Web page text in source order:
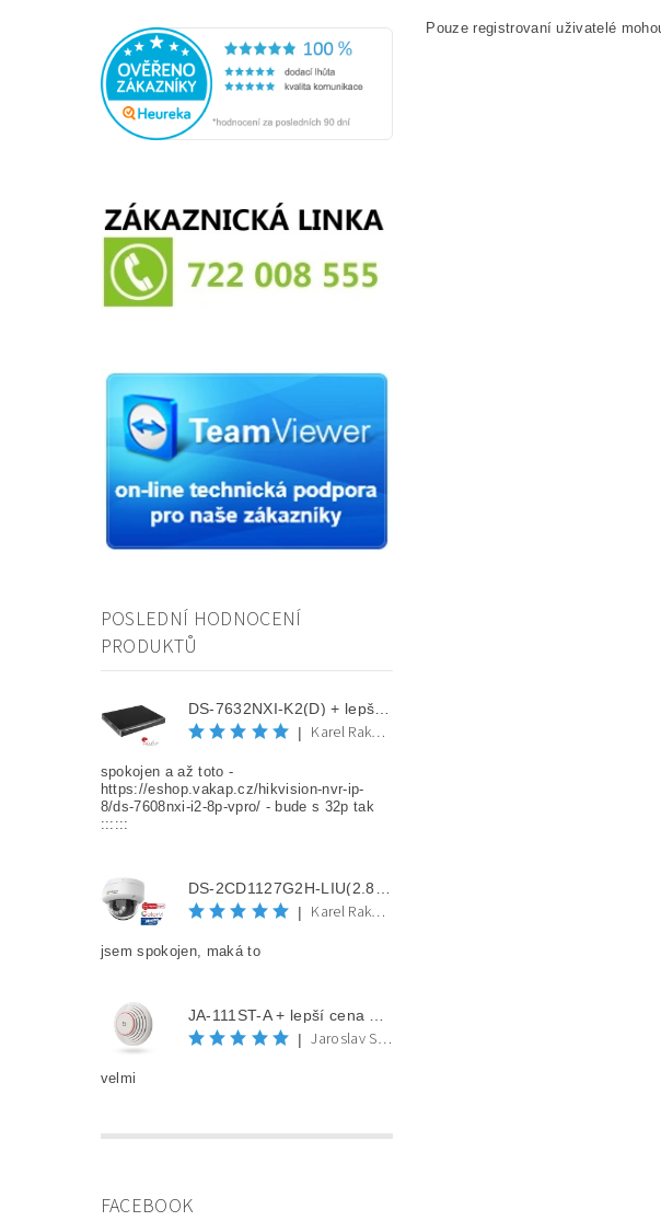
POSLEDNÍ HODNOCENÍ
PRODUKTŮ
DS-7632NXI-K2(D) + lepší cena po registraci
|
Karel Rakovec
spokojen a až toto -
https://eshop.vakap.cz/hikvision-nvr-ip-
8/ds-7608nxi-i2-8p-vpro/ - bude s 32p tak
::::::
DS-2CD1127G2H-LIU(2.8mm) + lepší cena po registraci
|
Karel Rakovec
jsem spokojen, maká to
JA-111ST-A + lepší cena po registraci
|
Jaroslav Spěváček
velmi
FACEBOOK
Pouze registrovaní uživatelé